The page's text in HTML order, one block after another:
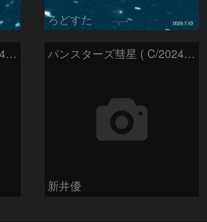
ろどすた
パンスターズ彗星 ( C/2024R4 )：2026/06/28 パンスターズ彗星 ( C/2024G4 )の予報位置：2026/06/23
新井優